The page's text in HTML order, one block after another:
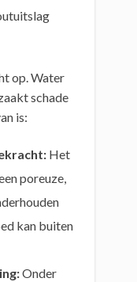
op. Water
schade
is:
Het
poreuze,
kan buiten
Onder